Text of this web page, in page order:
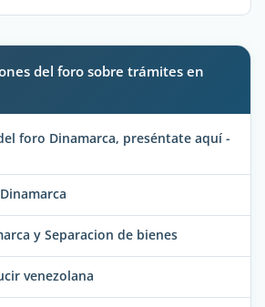
del foro sobre trámites en
foro Dinamarca, preséntate aquí -
y Separacion de bienes
venezolana